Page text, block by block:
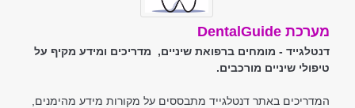
מערכת DentalGuide
דנטלגייד - מומחים ברפואת שיניים, מדריכים ומידע מקיף על
טיפולי שיניים מורכבים.
המדריכים באתר דנטלגייד מתבססים על מקורות מידע מהימנים,